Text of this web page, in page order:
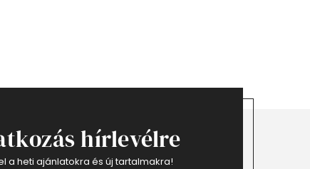
hírlevélre
a heti ajánlatokra és új tartalmakra!